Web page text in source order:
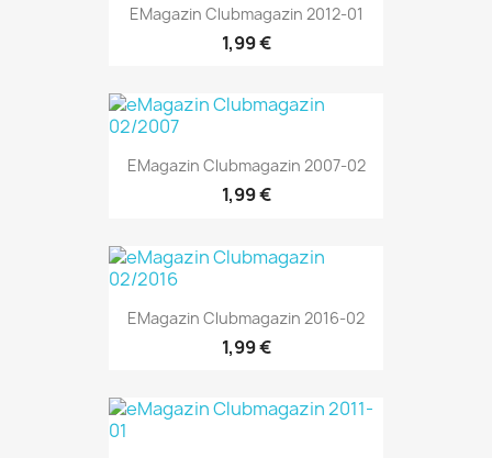
EMagazin Clubmagazin 2012-01
1,99 €
EMagazin Clubmagazin 2007-02
1,99 €
EMagazin Clubmagazin 2016-02
1,99 €